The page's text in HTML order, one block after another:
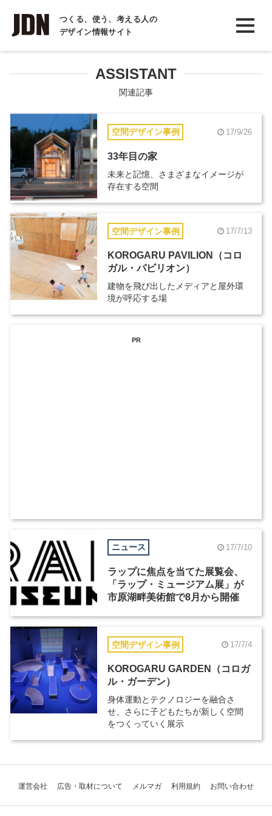
つくる、使う、考える人の
デザイン情報サイト
INTERVIEW
インタビュー
COLUMN
コラム
ASSISTANT
関連記事
空間デザイン事例 17/9/26
33年目の家
未来と記憶、さまざまなイメージが
存在する空間
空間デザイン事例 17/7/13
KOROGARU PAVILION（コロ
ガル・パビリオン）
建物を飛び出したメディアと屋外環
境が呼応する場
PR
ニュース 17/7/10
ラップに焦点を当てた展覧会、
「ラップ・ミュージアム展」が
市原湖畔美術館で8月から開催
空間デザイン事例 17/7/4
KOROGARU GARDEN（コロガ
ル・ガーデン）
身体運動とテクノロジーを融合さ
せ、さらに子どもたちが新しく空間
をつくっていく展示
運営会社 広告・取材について メルマガ 利用規約 お問い合わせ